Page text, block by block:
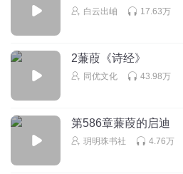
白云出岫 17.63万
2蒹葭《诗经》
同优文化 43.98万
第586章蒹葭的启迪
玥明珠书社 4.76万